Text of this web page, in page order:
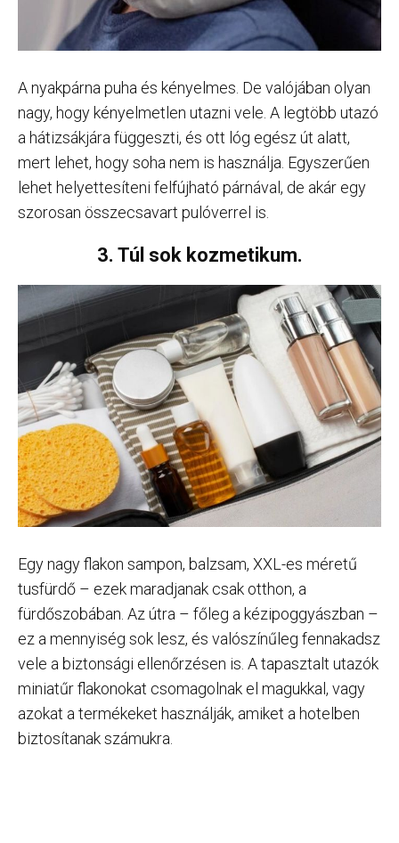
A nyakpárna puha és kényelmes. De valójában olyan
nagy, hogy kényelmetlen utazni vele. A legtöbb utazó
a hátizsákjára függeszti, és ott lóg egész út alatt,
mert lehet, hogy soha nem is használja. Egyszerűen
lehet helyettesíteni felfújható párnával, de akár egy
szorosan összecsavart pulóverrel is.
3. Túl sok kozmetikum.
Egy nagy flakon sampon, balzsam, XXL-es méretű
tusfürdő – ezek maradjanak csak otthon, a
fürdőszobában. Az útra – főleg a kézipoggyászban –
ez a mennyiség sok lesz, és valószínűleg fennakadsz
vele a biztonsági ellenőrzésen is. A tapasztalt utazók
miniatűr flakonokat csomagolnak el magukkal, vagy
azokat a termékeket használják, amiket a hotelben
biztosítanak számukra.